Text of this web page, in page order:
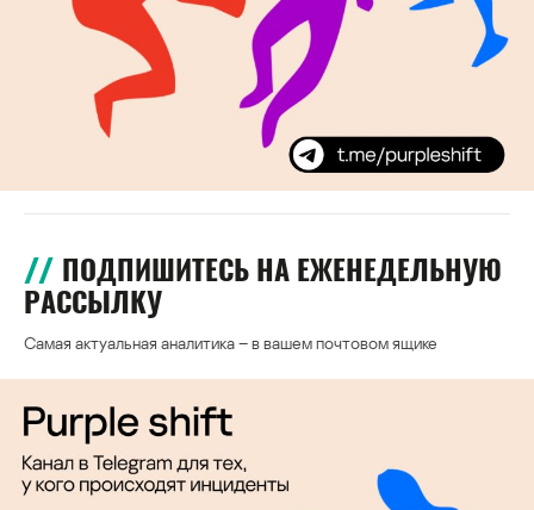
ПОДПИШИТЕСЬ НА ЕЖЕНЕДЕЛЬНУЮ
РАССЫЛКУ
Самая актуальная аналитика – в вашем почтовом ящике